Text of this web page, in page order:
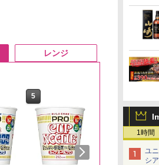
1時間
ユ
シ
5
5
5
レンジ